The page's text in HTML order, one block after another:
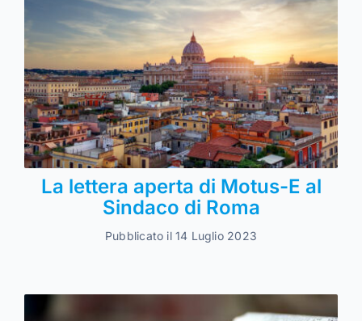
La lettera aperta di Motus-E al
Sindaco di Roma
Pubblicato il 14 Luglio 2023